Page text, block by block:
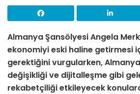
Almanya Şansölyesi Angela
ekonomiyi eski haline getirmesi
gerektiğini vurgularken,
değişikliği ve dijitalleşme gibi
rekabetçiliği etkileyecek